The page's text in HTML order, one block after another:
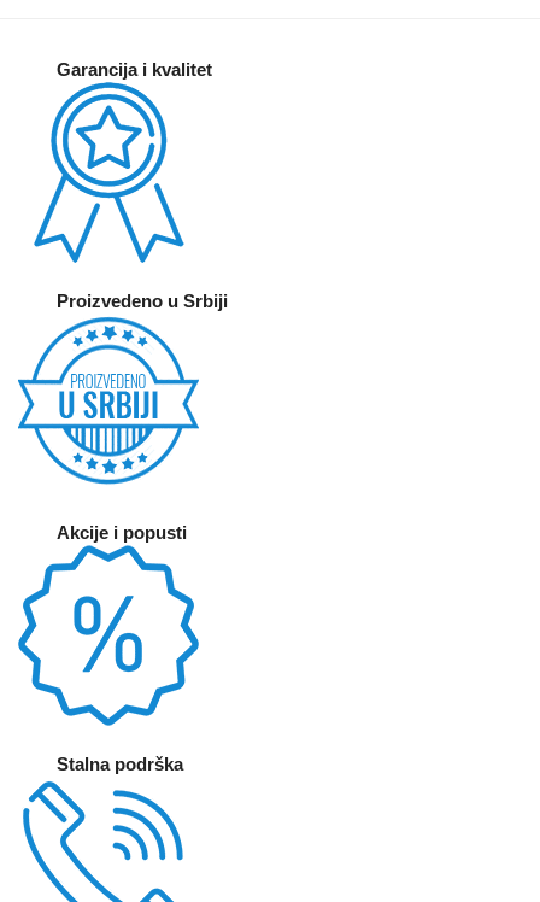
mogu
izabrane
stranici
proizvoda.
Garancija i kvalitet
Proizvedeno u Srbiji
Akcije i popusti
Stalna podrška